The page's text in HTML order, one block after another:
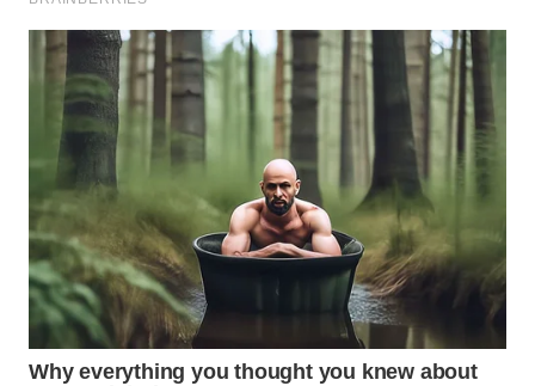
WN
SIMALUNGUN
LABUHANBATU
WN
TAPANULI
TENGAH
WN DELI